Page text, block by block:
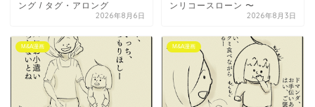
ング / タグ・アロング
2026年8月6日
ンリコースローン 〜
2026年8月3日
M&A漫画 M&A漫画